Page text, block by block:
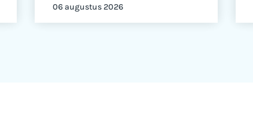
06 augustus 2026